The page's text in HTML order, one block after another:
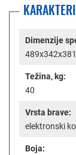
Dimenzije
489x342x381
Težina, kg:
40
Vrsta brave:
elektronski
Boja: